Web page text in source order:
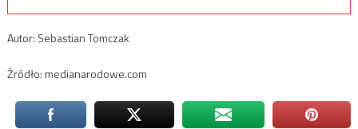
Autor: Sebastian Tomczak
Źródło: medianarodowe.com